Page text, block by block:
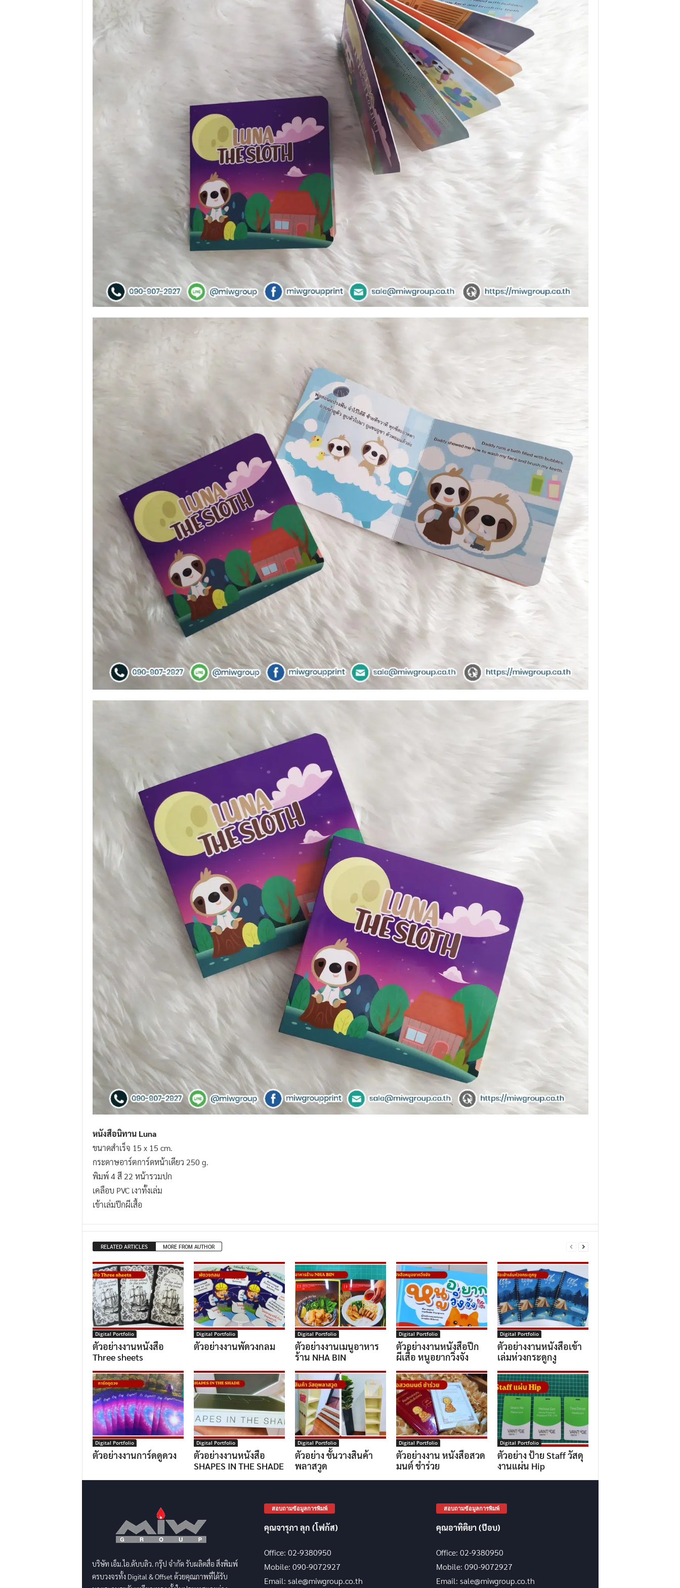
หนังสือนิทาน Luna
ขนาดสำเร็จ 15 x 15 cm.
กระดาษอาร์ตการ์ดหน้าเดียว 250 g.
พิมพ์ 4 สี 22 หน้ารวมปก
เคลือบ PVC เงาทั้งเล่ม
เข้าเล่มปีกผีเสื้อ
RELATED ARTICLES MORE FROM AUTHOR
Digital Portfolio
ตัวอย่างงานหนังสือ
Three sheets
Digital Portfolio
ตัวอย่างงานพัดวงกลม
Digital Portfolio
ตัวอย่างงานเมนูอาหาร
ร้าน NHA BIN
Digital Portfolio
ตัวอย่างงานหนังสือปีก
ผีเสื้อ หนูอยากวิ่งจัง
Digital Portfolio
ตัวอย่างงานหนังสือเข้า
เล่มห่วงกระดูกงู
Digital Portfolio
ตัวอย่างงานการ์ดดูดวง
Digital Portfolio
ตัวอย่างงานหนังสือ
SHAPES IN THE SHADE
Digital Portfolio
ตัวอย่าง ชั้นวางสินค้า
พลาสวูด
Digital Portfolio
ตัวอย่างงาน หนังสือสวด
มนต์ ชำร่วย
Digital Portfolio
ตัวอย่าง ป้าย Staff วัสดุ
งานแผ่น Hip
บริษัท เอ็ม.ไอ.ดับบลิว. กรุ๊ป จำกัด รับผลิตสื่อ สิ่งพิมพ์
ครบวงจรทั้ง Digital & Offset ด้วยคุณภาพที่ได้รับ
สอบถามข้อมูลการพิมพ์
คุณจารุภา ลุก (โฟกัส)
Office: 02-9380950
Mobile: 090-9072927
Email: sale@miwgroup.co.th
สอบถามข้อมูลการพิมพ์
คุณอาทิติยา (ป๊อบ)
Office: 02-9380950
Mobile: 090-9072927
Email: sale@miwgroup.co.th